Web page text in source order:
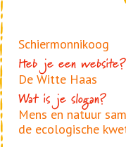
Schiermonnikoog
Heb je een website?
De Witte Haas
Wat is je slogan?
Mens en natuur
de ecologische